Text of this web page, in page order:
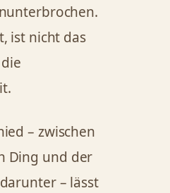
ist nicht das
– zwischen
Ding und der
– lässt